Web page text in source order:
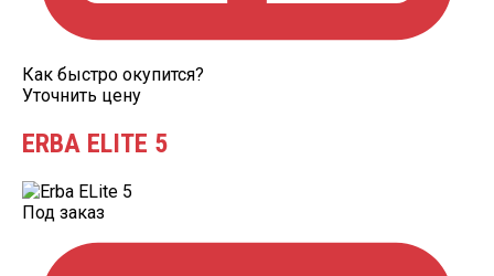
Как быстро окупится?
Уточнить цену
ERBA ELITE 5
Под заказ